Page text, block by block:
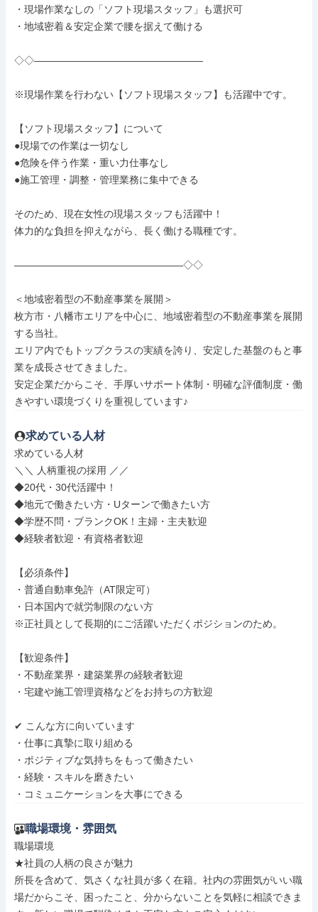
・現場作業なしの「ソフト現場スタッフ」も選択可
・地域密着＆安定企業で腰を据えて働ける
◇◇―――――――――――――――――
※現場作業を行わない【ソフト現場スタッフ】も活躍中です。
【ソフト現場スタッフ】について
●現場での作業は一切なし
●危険を伴う作業・重い力仕事なし
●施工管理・調整・管理業務に集中できる
そのため、現在女性の現場スタッフも活躍中！
体力的な負担を抑えながら、長く働ける職種です。
―――――――――――――――――◇◇
＜地域密着型の不動産事業を展開＞
枚方市・八幡市エリアを中心に、地域密着型の不動産事業を展開
する当社。
エリア内でもトップクラスの実績を誇り、安定した基盤のもと事
業を成長させてきました。
安定企業だからこそ、手厚いサポート体制・明確な評価制度・働
きやすい環境づくりを重視しています♪
求めている人材
求めている人材
＼＼ 人柄重視の採用 ／／
◆20代・30代活躍中！
◆地元で働きたい方・Uターンで働きたい方
◆学歴不問・ブランクOK！主婦・主夫歓迎
◆経験者歓迎・有資格者歓迎
【必須条件】
・普通自動車免許（AT限定可）
・日本国内で就労制限のない方
※正社員として長期的にご活躍いただくポジションのため。
【歓迎条件】
・不動産業界・建築業界の経験者歓迎
・宅建や施工管理資格などをお持ちの方歓迎
✔ こんな方に向いています
・仕事に真摯に取り組める
・ポジティブな気持ちをもって働きたい
・経験・スキルを磨きたい
・コミュニケーションを大事にできる
職場環境・雰囲気
職場環境
★社員の人柄の良さが魅力
所長を含めて、気さくな社員が多く在籍。社内の雰囲気がいい職
場だからこそ、困ったこと、分からないことを気軽に相談できま